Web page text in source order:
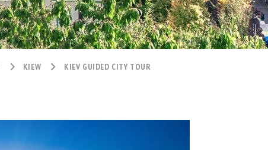
KIEW KIEV GUIDED CITY TOUR